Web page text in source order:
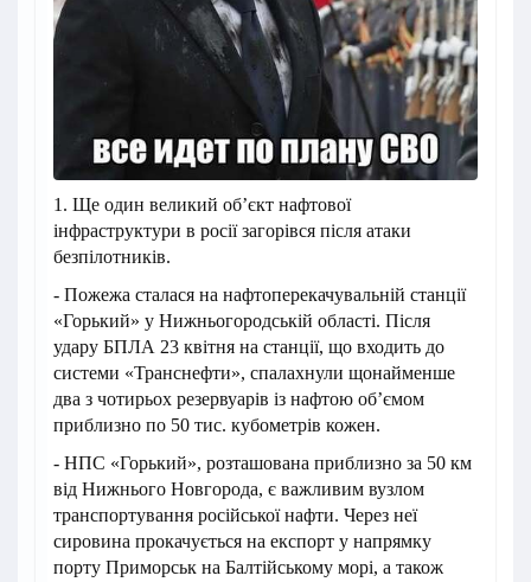
1. Ще один великий об’єкт нафтової
інфраструктури в росії загорівся після атаки
безпілотників.
- Пожежа сталася на нафтоперекачувальній станції
«Горький» у Нижньогородській області. Після
удару БПЛА 23 квітня на станції, що входить до
системи «Транснефти», спалахнули щонайменше
два з чотирьох резервуарів із нафтою об’ємом
приблизно по 50 тис. кубометрів кожен.
- НПС «Горький», розташована приблизно за 50 км
від Нижнього Новгорода, є важливим вузлом
транспортування російської нафти. Через неї
сировина прокачується на експорт у напрямку
порту Приморськ на Балтійському морі, а також